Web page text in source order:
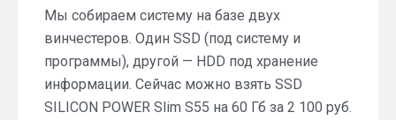
Мы собираем систему на базе двух
винчестеров. Один SSD (под систему и
программы), другой — HDD под хранение
информации. Сейчас можно взять SSD
SILICON POWER Slim S55 на 60 Гб за 2 100 руб.